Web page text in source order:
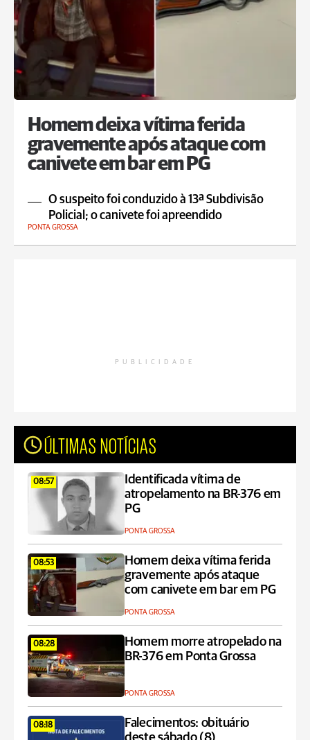
Homem deixa vítima ferida
gravemente após ataque com
canivete em bar em PG
O suspeito foi conduzido à 13ª Subdivisão
Policial; o canivete foi apreendido
PONTA GROSSA
PUBLICIDADE
ÚLTIMAS NOTÍCIAS
08:57
Identificada vítima de
atropelamento na BR-376 em
PG
PONTA GROSSA
08:53
Homem deixa vítima ferida
gravemente após ataque
com canivete em bar em PG
PONTA GROSSA
08:28
Homem morre atropelado na
BR-376 em Ponta Grossa
PONTA GROSSA
08:18
Falecimentos: obituário